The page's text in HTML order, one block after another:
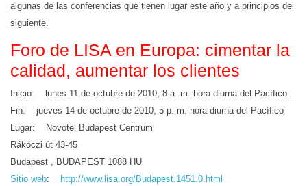
algunas de las conferencias que tienen lugar este año y a principios del
siguiente.
Foro de LISA en Europa: cimentar la
calidad, aumentar los clientes
Inicio: lunes 11 de octubre de 2010, 8 a. m. hora diurna del Pacífico
Fin: jueves 14 de octubre de 2010, 5 p. m. hora diurna del Pacífico
Lugar: Novotel Budapest Centrum
Rákóczi út 43-45
Budapest , BUDAPEST 1088 HU
Sitio web:
http://www.lisa.org/Budapest.1451.0.html